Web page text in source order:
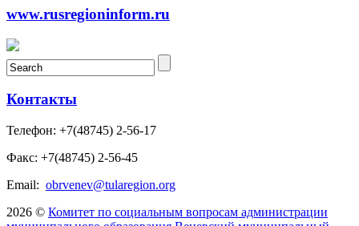
www.rusregioninform.ru
Контакты
Телефон: +7(48745) 2-56-17
Факс: +7(48745) 2-56-45
Email: obrvenev@tularegion.org
2026 © Комитет по социальным вопросам администрации